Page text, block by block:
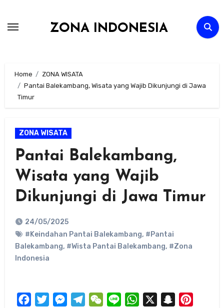
ZONA INDONESIA
Home
ZONA WISATA
Pantai Balekambang, Wisata yang Wajib Dikunjungi di Jawa
Timur
ZONA WISATA
Pantai Balekambang,
Wisata yang Wajib
Dikunjungi di Jawa Timur
24/05/2025
#Keindahan Pantai Balekambang, #Pantai
Balekambang, #Wista Pantai Balekambang, #Zona
Indonesia
FacebookTwitterMessengerTelegramWeChat
Line WhatsApp Snapchat